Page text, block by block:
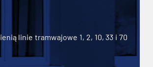
linie tramwajowe 1, 2, 10, 33 i 70